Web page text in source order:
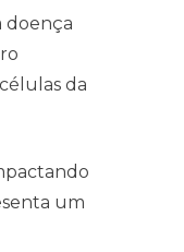
doença
da
um